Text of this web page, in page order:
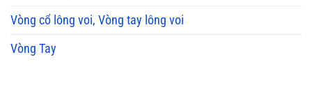
Vòng cổ lông voi, Vòng tay lông voi
Vòng Tay